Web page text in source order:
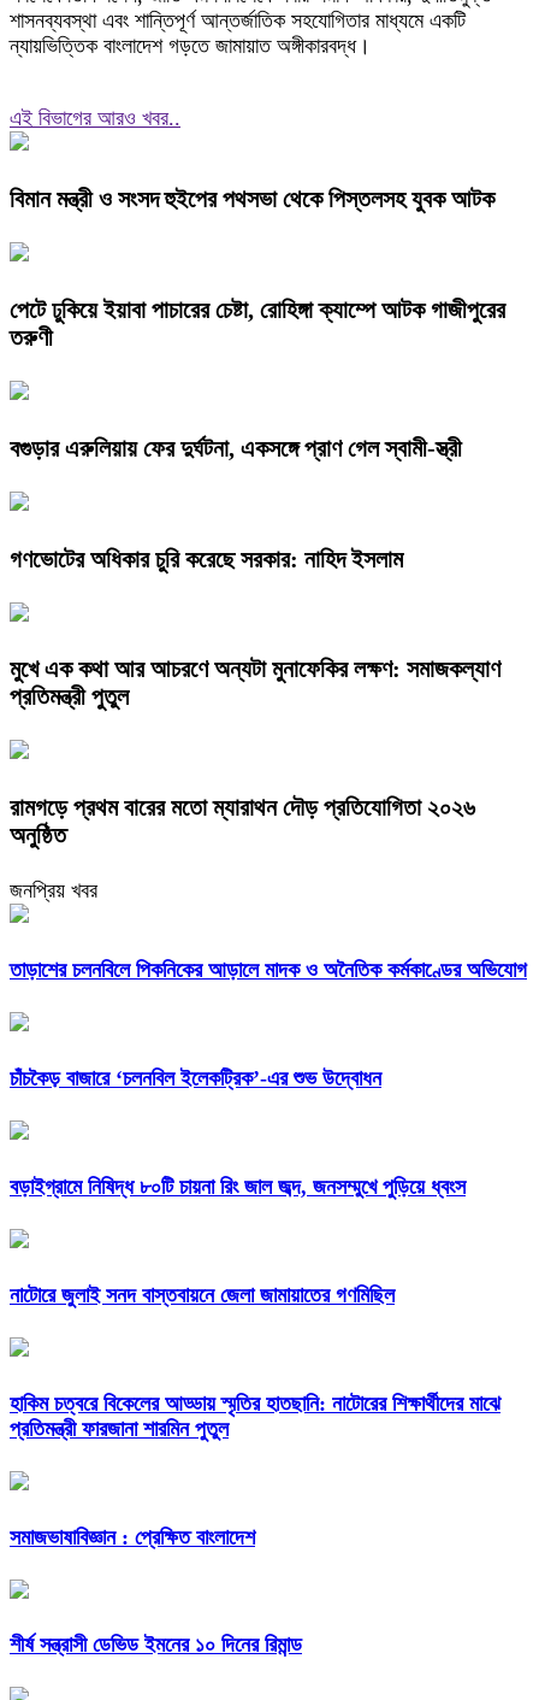
শাসনব্যবস্থা এবং শান্তিপূর্ণ আন্তর্জাতিক সহযোগিতার মাধ্যমে একটি
ন্যায়ভিত্তিক বাংলাদেশ গড়তে জামায়াত অঙ্গীকারবদ্ধ।
এই বিভাগের আরও খবর..
বিমান মন্ত্রী ও সংসদ হুইপের পথসভা থেকে পিস্তলসহ যুবক আটক
পেটে ঢুকিয়ে ইয়াবা পাচারের চেষ্টা, রোহিঙ্গা ক্যাম্পে আটক গাজীপুরের
তরুণী
বগুড়ার এরুলিয়ায় ফের দুর্ঘটনা, একসঙ্গে প্রাণ গেল স্বামী-স্ত্রী
গণভোটের অধিকার চুরি করেছে সরকার: নাহিদ ইসলাম
মুখে এক কথা আর আচরণে অন্যটা মুনাফেকির লক্ষণ: সমাজকল্যাণ
প্রতিমন্ত্রী পুতুল
রামগড়ে প্রথম বারের মতো ম্যারাথন দৌড় প্রতিযোগিতা ২০২৬
অনুষ্ঠিত
জনপ্রিয় খবর
তাড়াশের চলনবিলে পিকনিকের আড়ালে মাদক ও অনৈতিক কর্মকাণ্ডের অভিযোগ
চাঁচকৈড় বাজারে ‘চলনবিল ইলেকট্রিক’-এর শুভ উদ্বোধন
বড়াইগ্রামে নিষিদ্ধ ৮০টি চায়না রিং জাল জব্দ, জনসম্মুখে পুড়িয়ে ধ্বংস
নাটোরে জুলাই সনদ বাস্তবায়নে জেলা জামায়াতের গণমিছিল
হাকিম চত্বরে বিকেলের আড্ডায় স্মৃতির হাতছানি: নাটোরের শিক্ষার্থীদের মাঝে
প্রতিমন্ত্রী ফারজানা শারমিন পুতুল
সমাজভাষাবিজ্ঞান : প্রেক্ষিত বাংলাদেশ
শীর্ষ সন্ত্রাসী ডেভিড ইমনের ১০ দিনের রিমান্ড